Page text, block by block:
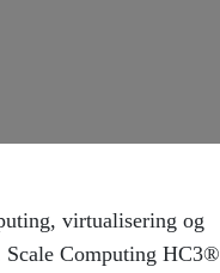
virtualisering og
Scale Computing HC3®
spiller en rolle, er Scale
er høyt rangert og